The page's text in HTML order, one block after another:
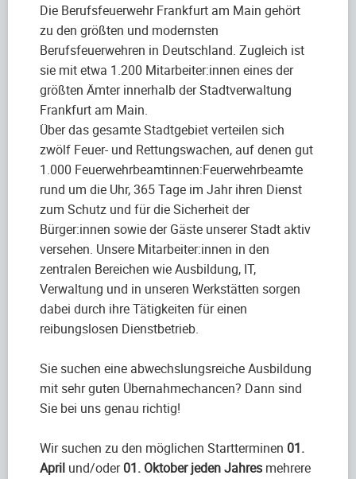
Die Berufsfeuerwehr Frankfurt am Main gehört
zu den größten und modernsten
Berufsfeuerwehren in Deutschland. Zugleich ist
sie mit etwa 1.200 Mitarbeiter:innen eines der
größten Ämter innerhalb der Stadtverwaltung
Frankfurt am Main.
Über das gesamte Stadtgebiet verteilen sich
zwölf Feuer- und Rettungswachen, auf denen gut
1.000 Feuerwehrbeamtinnen:Feuerwehrbeamte
rund um die Uhr, 365 Tage im Jahr ihren Dienst
zum Schutz und für die Sicherheit der
Bürger:innen sowie der Gäste unserer Stadt aktiv
versehen. Unsere Mitarbeiter:innen in den
zentralen Bereichen wie Ausbildung, IT,
Verwaltung und in unseren Werkstätten sorgen
dabei durch ihre Tätigkeiten für einen
reibungslosen Dienstbetrieb.
Sie suchen eine abwechslungsreiche Ausbildung
mit sehr guten Übernahmechancen? Dann sind
Sie bei uns genau richtig!
Wir suchen zu den möglichen Startterminen 01.
April und/oder01. Oktober jeden Jahres mehrere